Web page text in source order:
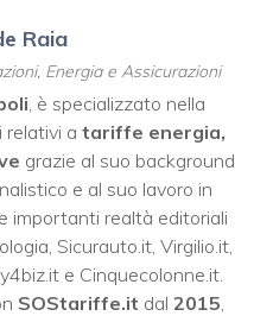
Raia
Energia e Assicurazioni
, è specializzato nella
relativi a tariffe energia,
grazie al suo background
e al suo lavoro in
importanti realtà editoriali
Sicurauto.it Virgilio.it
e Cinquecolonne.it.
SOStariffe.it dal 2015